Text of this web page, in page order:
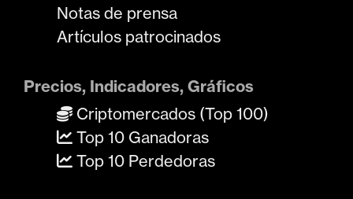
Notas de prensa
Artículos patrocinados
Precios, Indicadores, Gráficos
Criptomercados (Top 100)
Top 10 Ganadoras
Top 10 Perdedoras